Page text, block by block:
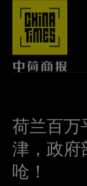
荷兰百万
津，政府
呛！